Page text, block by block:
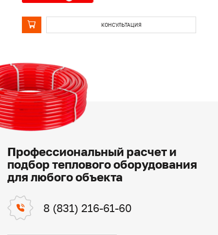
КОНСУЛЬТАЦИЯ
Профессиональный расчет и
подбор теплового оборудования
для любого объекта
8 (831) 216-61-60